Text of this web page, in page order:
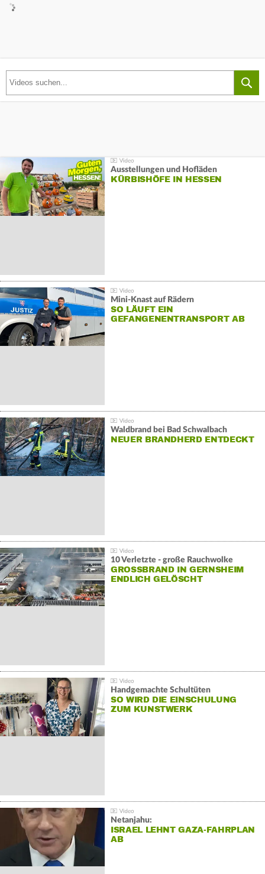
Ausstellungen und Hofläden
KÜRBISHÖFE IN HESSEN
Mini-Knast auf Rädern
SO LÄUFT EIN
GEFANGENENTRANSPORT AB
Waldbrand bei Bad Schwalbach
NEUER BRANDHERD ENTDECKT
10 Verletzte - große Rauchwolke
GROSSBRAND IN GERNSHEIM E
NDLICH GELÖSCHT
Handgemachte Schultüten
SO WIRD DIE EINSCHULUNG
ZUM KUNSTWERK
Netanjahu:
ISRAEL LEHNT GAZA-FAHRPLAN
AB